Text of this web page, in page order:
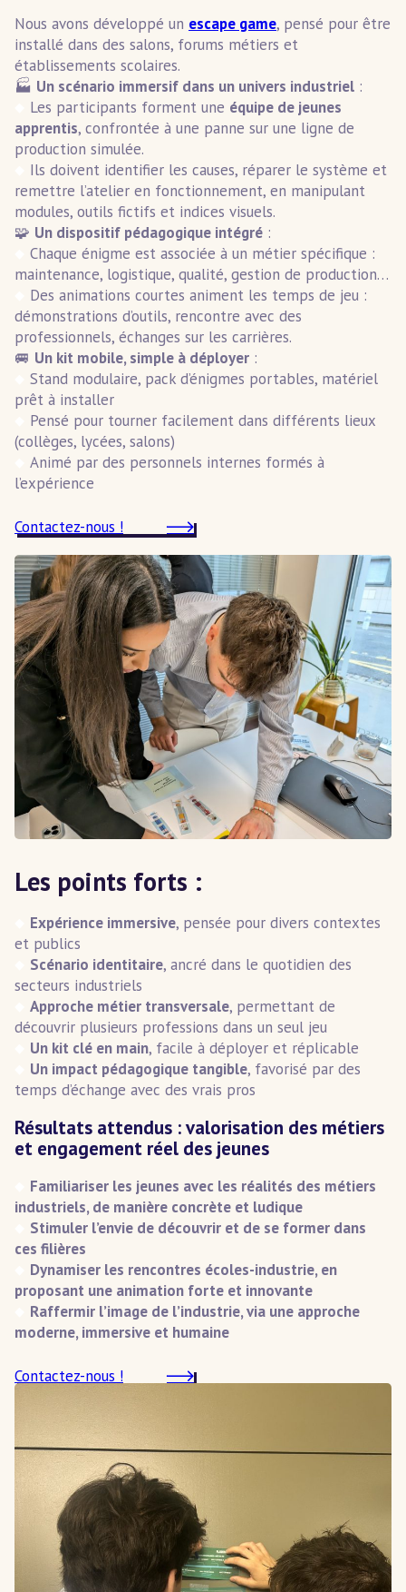
Nous avons développé un escape game, pensé pour être
installé dans des salons, forums métiers et
établissements scolaires.
🏭 Un scénario immersif dans un univers industriel :
Les participants forment une équipe de jeunes
apprentis, confrontée à une panne sur une ligne de
production simulée.
Ils doivent identifier les causes, réparer le système et
remettre l’atelier en fonctionnement, en manipulant
modules, outils fictifs et indices visuels.
🧩 Un dispositif pédagogique intégré :
Chaque énigme est associée à un métier spécifique :
maintenance, logistique, qualité, gestion de production…
Des animations courtes animent les temps de jeu :
démonstrations d’outils, rencontre avec des
professionnels, échanges sur les carrières.
🚐 Un kit mobile, simple à déployer :
Stand modulaire, pack d’énigmes portables, matériel
prêt à installer
Pensé pour tourner facilement dans différents lieux
(collèges, lycées, salons)
Animé par des personnels internes formés à
l’expérience
Contactez-nous !
Les points forts :
Expérience immersive, pensée pour divers contextes
et publics
Scénario identitaire, ancré dans le quotidien des
secteurs industriels
Approche métier transversale, permettant de
découvrir plusieurs professions dans un seul jeu
Un kit clé en main, facile à déployer et réplicable
Un impact pédagogique tangible, favorisé par des
temps d’échange avec des vrais pros
Résultats attendus : valorisation des métiers
et engagement réel des jeunes
Familiariser les jeunes avec les réalités des métiers
industriels, de manière concrète et ludique
Stimuler l’envie de découvrir et de se former dans
ces filières
Dynamiser les rencontres écoles-industrie, en
proposant une animation forte et innovante
Raffermir l’image de l’industrie, via une approche
moderne, immersive et humaine
Contactez-nous !